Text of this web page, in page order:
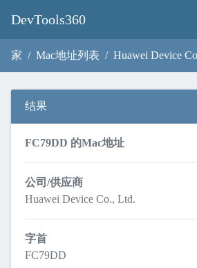
DevTools360
家 Mac地址列表 Huawei Device
结果
FC79DD 的Mac地址
公司/供应商
Huawei Device Co., Ltd.
字首
FC79DD